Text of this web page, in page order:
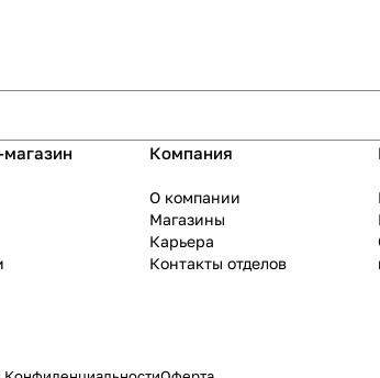
Компания
О компании
Магазины
Карьера
Контакты отделов